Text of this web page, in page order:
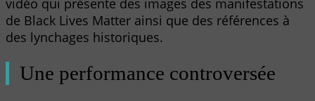
de Black Lives Matter ainsi que des références à
des lynchages historiques.
Une performance controversée